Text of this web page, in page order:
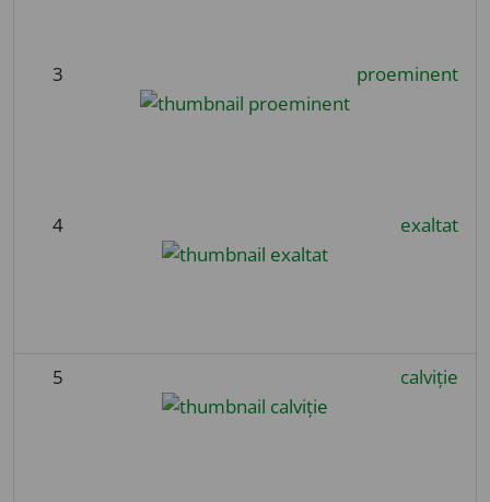
3 proeminent
4 exaltat
5 calviție